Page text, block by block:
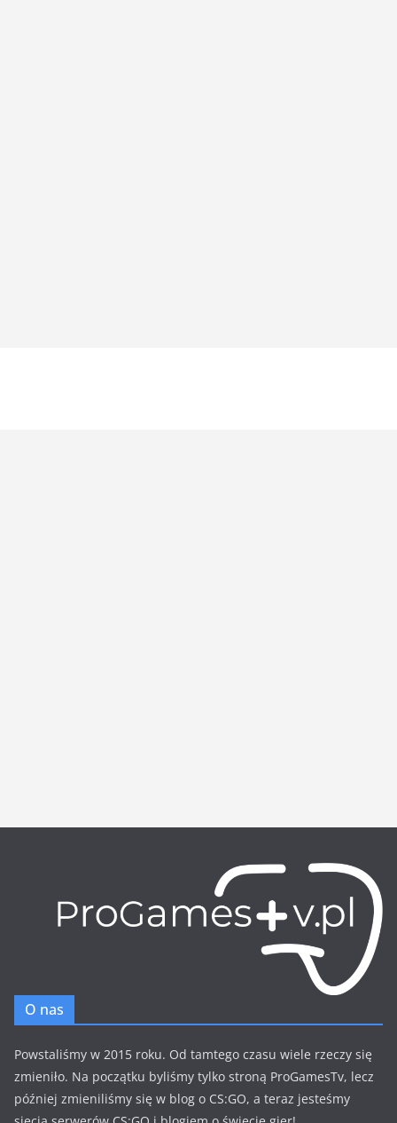
O nas
Powstaliśmy w 2015 roku. Od tamtego czasu wiele rzeczy się
zmieniło. Na początku byliśmy tylko stroną ProGamesTv, lecz
później zmieniliśmy się w blog o CS:GO, a teraz jesteśmy